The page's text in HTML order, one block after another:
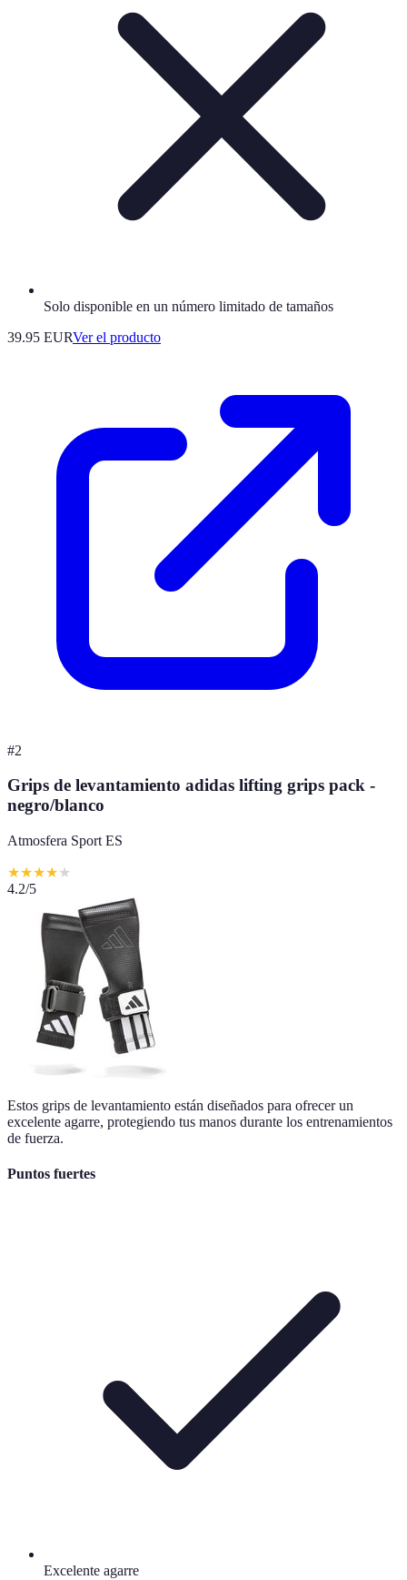
Solo disponible en un número limitado de tamaños
39.95 EURVer el producto
#2
Grips de levantamiento adidas lifting grips pack -
negro/blanco
Atmosfera Sport ES
★★★★★
4.2/5
Estos grips de levantamiento están diseñados para ofrecer un
excelente agarre, protegiendo tus manos durante los entrenamientos
de fuerza.
Puntos fuertes
Excelente agarre